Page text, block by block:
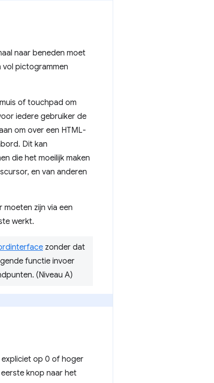
naar beneden moet
vol pictogrammen
of touchpad om
iedere gebruiker de
om over een HTML-
Dit kan
die het moeilijk maken
en van anderen
zijn via een
werkt.
zonder dat
functie invoer
(Niveau A)
expliciet op 0 of hoger
knop naar het